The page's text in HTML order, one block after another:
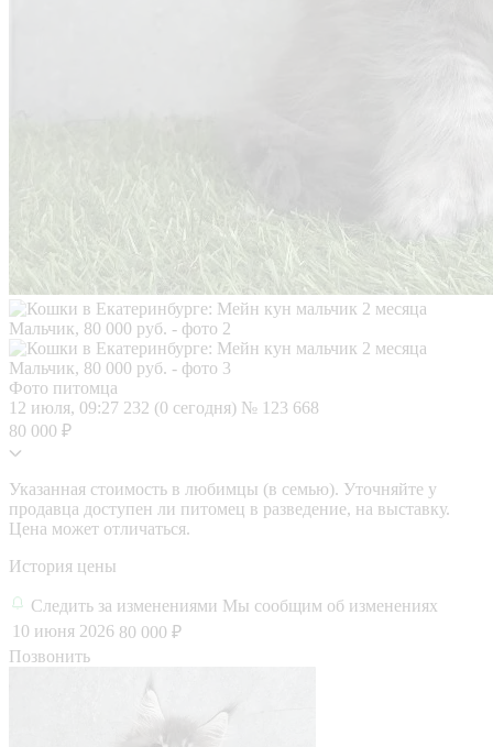
Фото питомца
12 июля, 09:27 232 (0 сегодня) № 123 668
80 000 ₽
Указанная стоимость в любимцы (в семью). Уточняйте у
продавца доступен ли питомец в разведение, на выставку.
Цена может отличаться.
История цены
Следить за изменениями Мы сообщим об изменениях
10 июня 2026 80 000 ₽
Позвонить